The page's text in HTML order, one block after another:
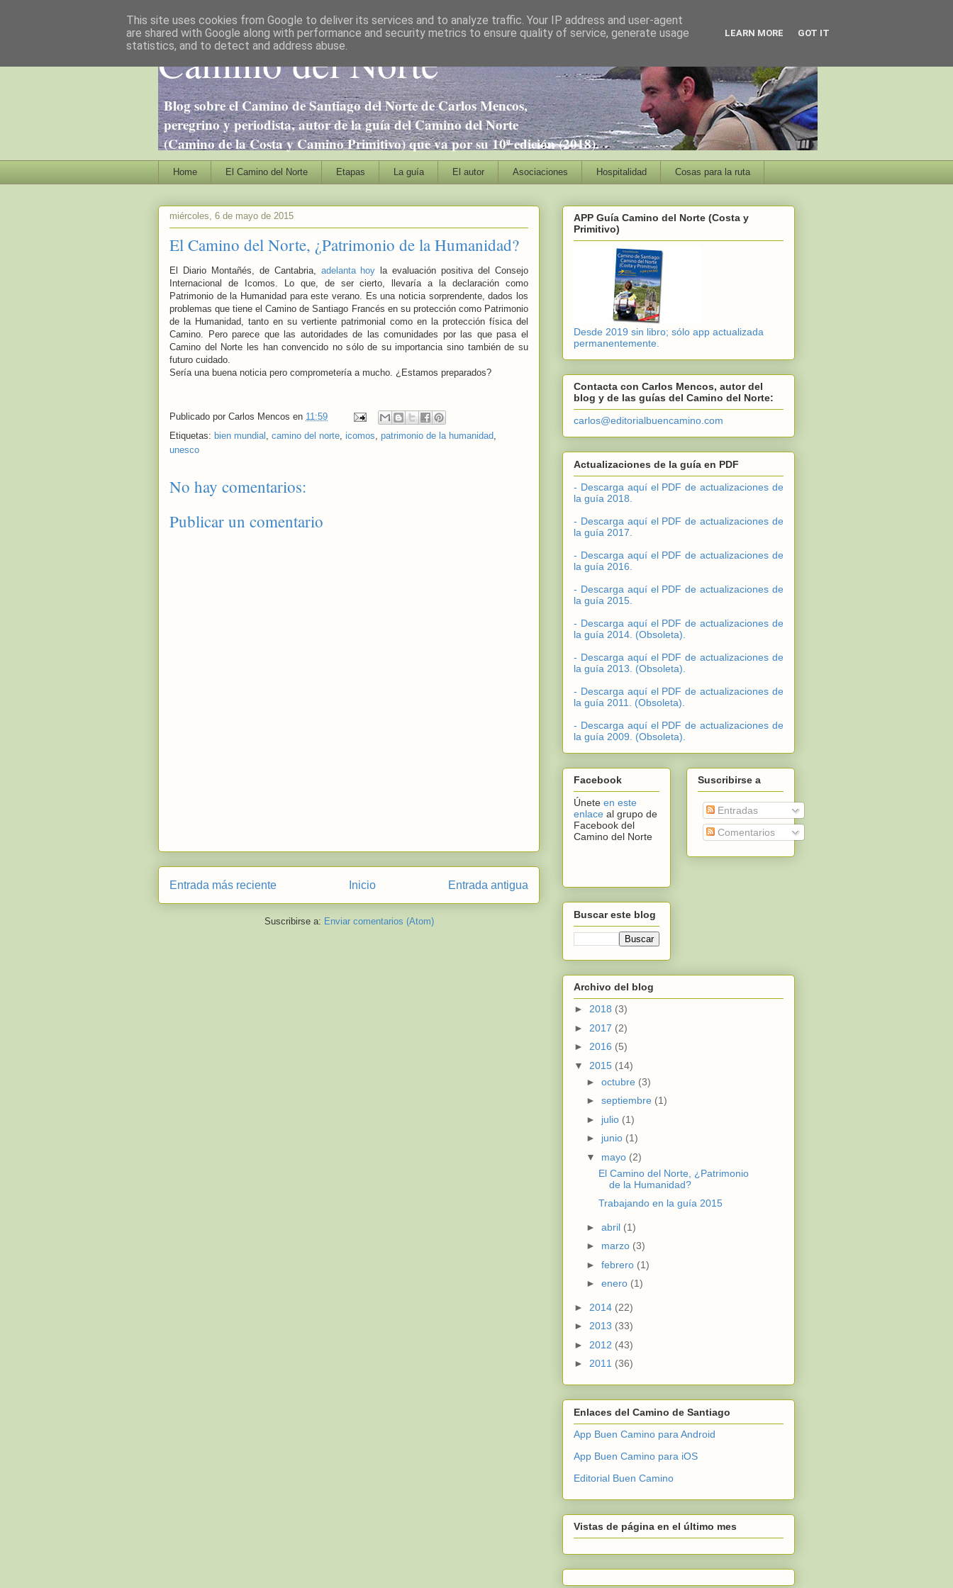
Camino del Norte
Blog sobre el Camino de Santiago del Norte de Carlos Mencos,
peregrino y periodista, autor de la guía del Camino del Norte
(Camino de la Costa y Camino Primitivo) que va por su 10ª edición (2018).
Home El Camino del Norte Etapas La guía El autor Asociaciones Hospitalidad Cosas para la ruta
miércoles, 6 de mayo de 2015
El Camino del Norte, ¿Patrimonio de la Humanidad?
El Diario Montañés, de Cantabria, adelanta hoy la evaluación positiva del Consejo
Internacional de Icomos. Lo que, de ser cierto, llevaría a la declaración como
Patrimonio de la Humanidad para este verano. Es una noticia sorprendente, dados los
problemas que tiene el Camino de Santiago Francés en su protección como Patrimonio
de la Humanidad, tanto en su vertiente patrimonial como en la protección física del
Camino. Pero parece que las autoridades de las comunidades por las que pasa el
Camino del Norte les han convencido no sólo de su importancia sino también de su
futuro cuidado.
Sería una buena noticia pero comprometería a mucho. ¿Estamos preparados?
Publicado por Carlos Mencos en 11:59
Etiquetas: bien mundial camino del norte icomos patrimonio de la humanidad
unesco
No hay comentarios:
Publicar un comentario
Entrada más reciente Entrada antigua
Inicio
Suscribirse a: Enviar comentarios (Atom)
APP Guía Camino del Norte (Costa y
Primitivo)
Desde 2019 sin libro; sólo app actualizada
permanentemente.
Contacta con Carlos Mencos, autor del
blog y de las guías del Camino del Norte:
carlos@editorialbuencamino.com
Actualizaciones de la guía en PDF
- Descarga aquí el PDF de actualizaciones de
la guía 2018.
- Descarga aquí el PDF de actualizaciones de
la guía 2017.
- Descarga aquí el PDF de actualizaciones de
la guía 2016.
- Descarga aquí el PDF de actualizaciones de
la guía 2015.
- Descarga aquí el PDF de actualizaciones de
la guía 2014. (Obsoleta).
- Descarga aquí el PDF de actualizaciones de
la guía 2013. (Obsoleta).
- Descarga aquí el PDF de actualizaciones de
la guía 2011. (Obsoleta).
- Descarga aquí el PDF de actualizaciones de
la guía 2009. (Obsoleta).
Facebook
Únete en este
enlace al grupo de
Facebook del
Camino del Norte
Buscar este blog
Suscribirse a
Entradas
Comentarios
Archivo del blog
► 2018 (3)
► 2017 (2)
► 2016 (5)
▼ 2015 (14)
► octubre (3)
► septiembre (1)
► julio (1)
► junio (1)
▼ mayo (2)
El Camino del Norte, ¿Patrimonio
de la Humanidad?
Trabajando en la guía 2015
► abril (1)
► marzo (3)
► febrero (1)
► enero (1)
► 2014 (22)
► 2013 (33)
► 2012 (43)
► 2011 (36)
Enlaces del Camino de Santiago
App Buen Camino para Android
App Buen Camino para iOS
Editorial Buen Camino
Vistas de página en el último mes
This site uses cookies from Google to deliver its services and to analyze traffic. Your IP address and user-agent
are shared with Google along with performance and security metrics to ensure quality of service, generate usage
statistics, and to detect and address abuse.
LEARN MORE GOT IT